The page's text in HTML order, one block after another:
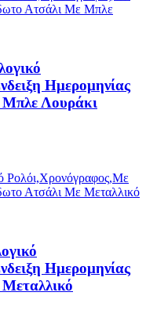
Ημερομηνίας
Μπλε Λουράκι
Ημερομηνίας